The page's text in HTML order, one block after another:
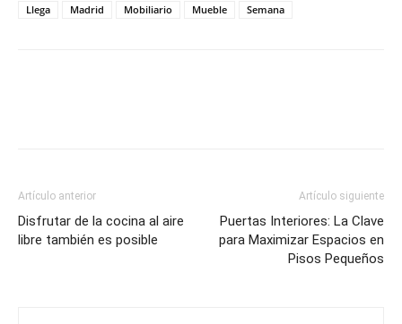
Llega
Madrid Mobiliario Mueble Semana
Artículo anterior
Disfrutar de la cocina al aire
libre también es posible
Artículo siguiente
Puertas Interiores: La Clave
para Maximizar Espacios en
Pisos Pequeños